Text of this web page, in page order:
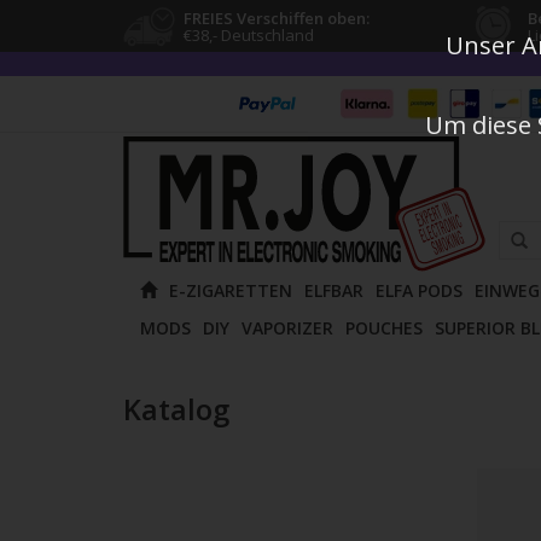
FREIES Verschiffen oben:
€38,- Deutschland
die
Pfeile
E-ZIGARETTEN ELFBAR ELFA PODS
MODS DIY VAPORIZER POUCHES SUPERIOR
Katalog
Unser
Um diese